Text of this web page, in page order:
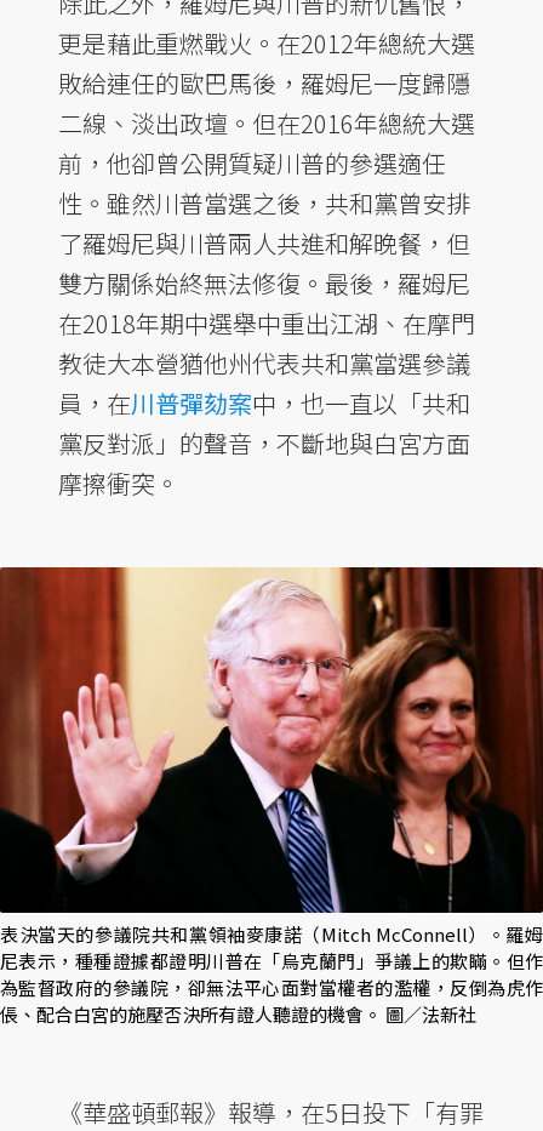
更是藉此重燃戰火。在2012年總統大選
敗給連任的歐巴馬後，羅姆尼一度歸隱
二線、淡出政壇。但在2016年總統大選
前，他卻曾公開質疑川普的參選適任
性。雖然川普當選之後，共和黨曾安排
了羅姆尼與川普兩人共進和解晚餐，但
雙方關係始終無法修復。最後，羅姆尼
在2018年期中選舉中重出江湖、在摩門
教徒大本營猶他州代表共和黨當選參議
員，在川普彈劾案中，也一直以「共和
黨反對派」的聲音，不斷地與白宮方面
摩擦衝突。
表決當天的參議院共和黨領袖麥康諾（Mitch McConnell）。羅姆
尼表示，種種證據都證明川普在「烏克蘭門」爭議上的欺瞞。但作
為監督政府的參議院，卻無法平心面對當權者的濫權，反倒為虎作
倀、配合白宮的施壓否決所有證人聽證的機會。 圖／法新社
《華盛頓郵報》報導，在5日投下「有罪